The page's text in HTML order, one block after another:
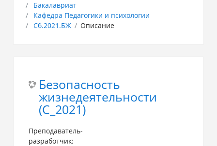
Бакалавриат
Кафедра Педагогики и психологии
Сб.2021.БЖ
Описание
Безопасность
жизнедеятельности
(С_2021)
Преподаватель-
разработчик: